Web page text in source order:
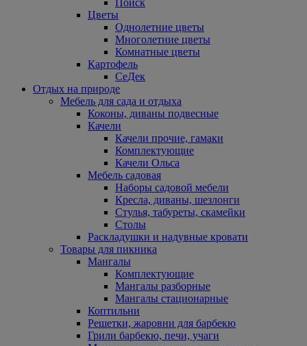
Поиск
Цветы
Однолетние цветы
Многолетние цветы
Комнатные цветы
Картофель
СеДек
Отдых на природе
Мебель для сада и отдыха
Коконы, диваны подвесные
Качели
Качели прочие, гамаки
Комплектующие
Качели Ольса
Мебель садовая
Наборы садовой мебели
Кресла, диваны, шезлонги
Стулья, табуреты, скамейки
Столы
Раскладушки и надувные кровати
Товары для пикника
Мангалы
Комплектующие
Мангалы разборные
Мангалы стационарные
Коптильни
Решетки, жаровни для барбекю
Грили барбекю, печи, учаги